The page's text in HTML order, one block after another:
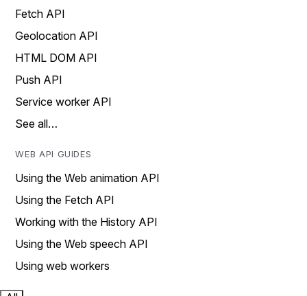
Fetch API
Geolocation API
HTML DOM API
Push API
Service worker API
See all…
WEB API GUIDES
Using the Web animation API
Using the Fetch API
Working with the History API
Using the Web speech API
Using web workers